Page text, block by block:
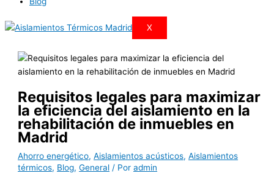
X
Requisitos legales para maximizar
la eficiencia del aislamiento en la
rehabilitación de inmuebles en
Madrid
Ahorro energético,Aislamientos acústicos,Aislamientos
térmicos, Blog,General / Poradmin